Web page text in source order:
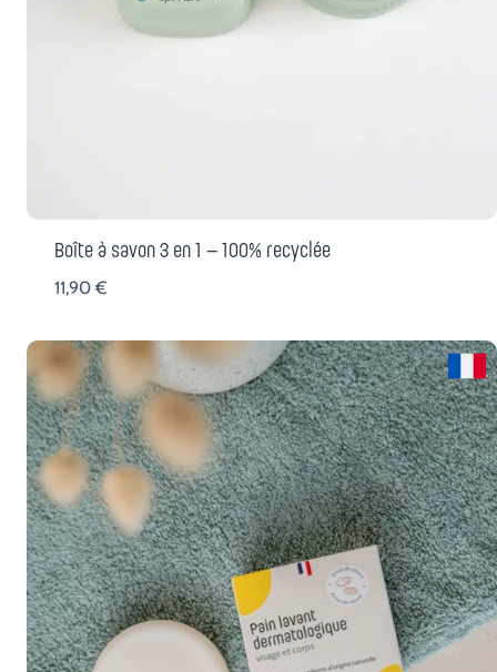
Boîte à savon 3 en 1 – 100% recyclée
11,90€